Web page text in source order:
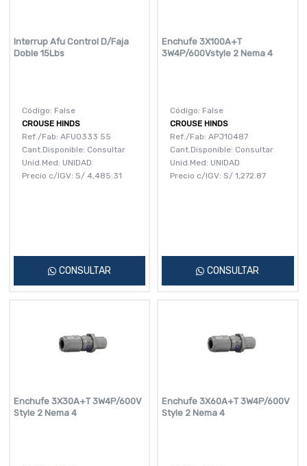
Interrup Afu Control D/Faja
Doble 15Lbs
Código: False
CROUSE HINDS
Ref./Fab: AFU0333 55
Cant.Disponible: Consultar
Unid.Med: UNIDAD
Precio c/IGV: S/ 4,485.31
CONSULTAR
Enchufe 3X100A+T
3W4P/600Vstyle 2 Nema 4
Código: False
CROUSE HINDS
Ref./Fab: APJ10487
Cant.Disponible: Consultar
Unid.Med: UNIDAD
Precio c/IGV: S/ 1,272.87
CONSULTAR
Enchufe 3X30A+T 3W4P/600V
Style 2 Nema 4
Enchufe 3X60A+T 3W4P/600V
Style 2 Nema 4